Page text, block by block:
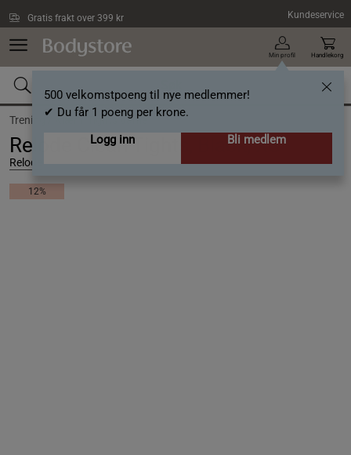
Gratis frakt over 399 kr Kundeservice
Min profil
500 velkomstpoeng til nye medlemmer!
✔ Du får 1 poeng per krone.
Logg inn
Bli medlem
Handlekorg
Trening / Klær / Tights dame
Relode Clean Tights, Black, XS
Relode
12%